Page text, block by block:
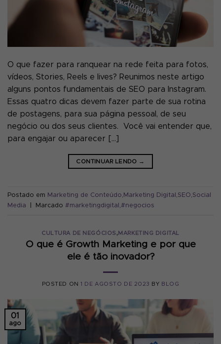
O que fazer para ranquear na rede feita para fotos,
vídeos, Stories, Reels e lives? Reunimos neste artigo
alguns pontos fundamentais de SEO para Instagram.
Essas quatro dicas devem fazer parte de sua rotina
de postagens, para sua página pessoal, de seu
negócio ou dos seus clientes. Você vai entender que,
para engajar ou aparecer […]
CONTINUAR LENDO →
Postado em Marketing de Conteúdo, Marketing Digital ,SEO,Social
Media
Marcado #marketingdigital ,#negocios
CULTURA DE NEGÓCIOS ,MARKETING DIGITAL
O que é Growth Marketing e por que
ele é tão inovador?
POSTED ON1 DE AGOSTO DE 2023 BY BLOG
01
ago